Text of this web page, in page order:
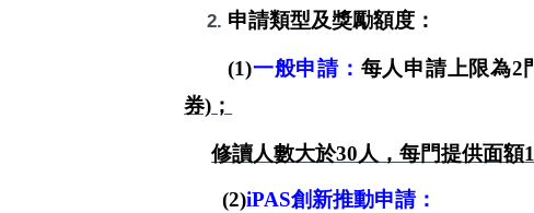
申請類型及獎勵額度：
(1)一般申請： 每人申請上限為2
券) ；
修讀人數大於30人，每門提供面額
(2)iPAS創新推動申請：